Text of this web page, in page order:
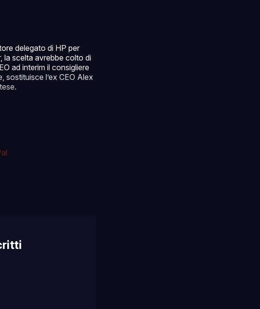
delegato di HP per
la scelta avrebbe colto di
ad interim il consigliere
sostituisce l’ex CEO Alex